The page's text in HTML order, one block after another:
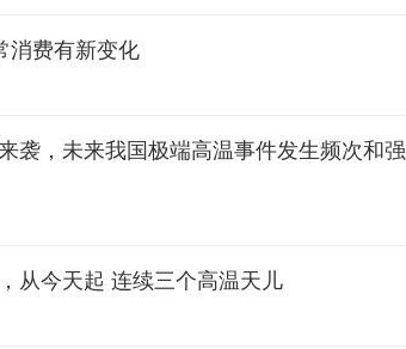
消费有新变化
袭，未来我国极端高温事件发生频次和强
从今天起 连续三个高温天儿